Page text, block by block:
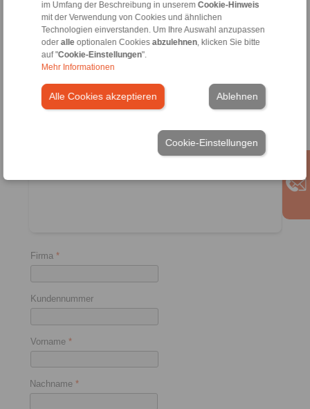
im Umfang der Beschreibung in unserem Cookie-Hinweis
mit der Verwendung von Cookies und ähnlichen
Technologien einverstanden. Um Ihre Auswahl anzupassen
oder alleoptionalen Cookies abzulehnen, klicken Sie bitte
auf "Cookie-Einstellungen".
Mehr Informationen
Alle Cookies akzeptieren Ablehnen
Cookie-Einstellungen
RCS®Fernbetätigungen
Sprachen:
EN
FR
Firma *
Kundennummer
Vorname *
Nachname *